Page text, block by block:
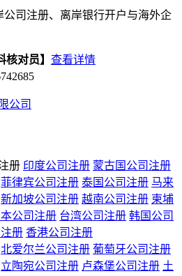
公司注册、离岸银行开户与海外企
对员】 查看详情
册 印度公司注册 蒙古国公司注册
菲律宾公司注册 泰国公司注册 马来
新加坡公司注册 越南公司注册 柬埔
本公司注册 台湾公司注册 韩国公司
册 香港公司注册
北爱尔兰公司注册 葡萄牙公司注册
立陶宛公司注册 卢森堡公司注册 土